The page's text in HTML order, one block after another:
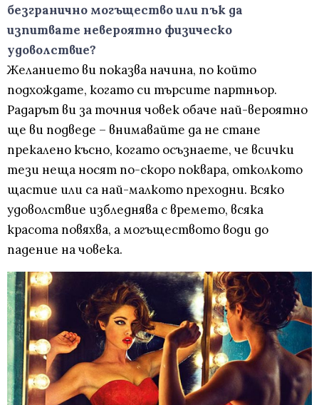
безгранично могъщество или пък да
изпитвате невероятно физическо
удоволствие?
Желанието ви показва начина, по който
подхождате, когато си търсите партньор.
Радарът ви за точния човек обаче най-вероятно
ще ви подведе – внимавайте да не стане
прекалено късно, когато осъзнаете, че всички
тези неща носят по-скоро поквара, отколкото
щастие или са най-малкото преходни. Всяко
удоволствие избледнява с времето, всяка
красота повяхва, а могъществото води до
падение на човека.